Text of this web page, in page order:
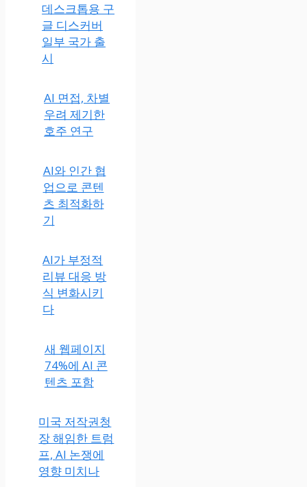
데스크톱용 구
글 디스커버
일부 국가 출
시
AI 면접, 차별
우려 제기한
호주 연구
AI와 인간 협
업으로 콘텐
츠 최적화하
기
AI가 부정적
리뷰 대응 방
식 변화시키
다
새 웹페이지
74%에 AI 콘
텐츠 포함
미국 저작권청
장 해임한 트럼
프, AI 논쟁에
영향 미치나